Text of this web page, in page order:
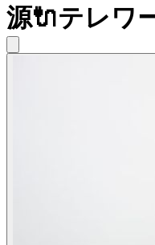
源🔌テレワ